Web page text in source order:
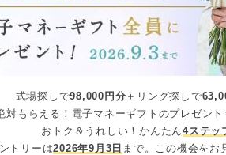
式場探しで98,000円分 ＋リング探しで
対もらえる！電子マネーギフトのプレゼント
おトク＆うれしい！かんたん4ステッ
トリーは2026年9月3日 まで。この機会をお